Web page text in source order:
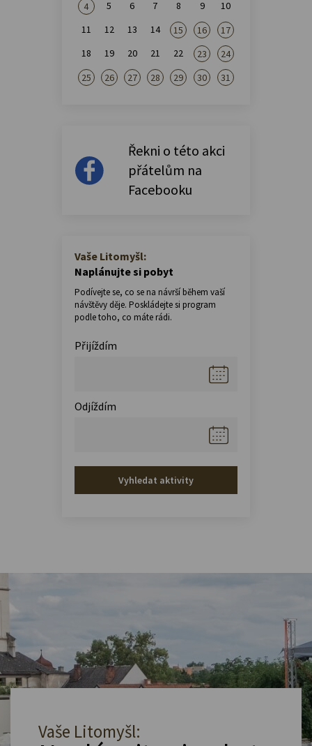
4 5 6 7 8 9
10
11
12 13 14 15 16
17
18
19 20 21 22 23
24
25
26 27 28 29 30 31
Řekni o této akci
přátelům na
Facebooku
Vaše Litomyšl:
Naplánujte si pobyt
Podívejte se, co se na návrší během vaší
návštěvy děje. Poskládejte si program
podle toho, co máte rádi.
Přijíždím
Odjíždím
Vyhledat aktivity
Vaše Litomyšl: